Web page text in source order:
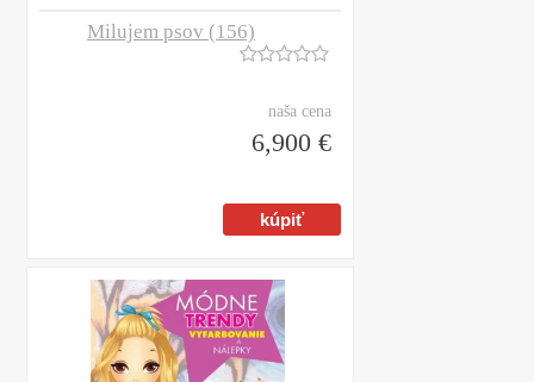
Milujem psov (156)
naša cena
6,900 €